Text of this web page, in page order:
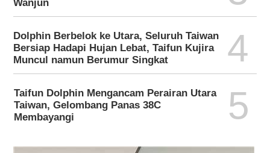
Wanjun
Dolphin Berbelok ke Utara, Seluruh Taiwan
Bersiap Hadapi Hujan Lebat, Taifun Kujira
Muncul namun Berumur Singkat
4
Taifun Dolphin Mengancam Perairan Utara
Taiwan, Gelombang Panas 38C
Membayangi
5